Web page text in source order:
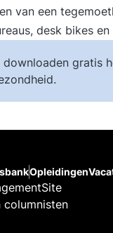
van een
desk bikes
downloaden gratis
Opleidingen
columnisten